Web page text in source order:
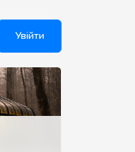
Увійти